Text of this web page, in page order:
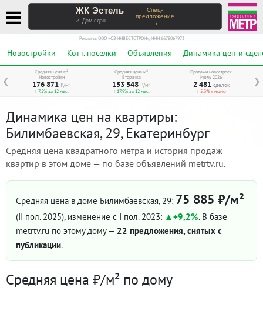
ЖК Эстель
✓ Дом сдан
Спец-
предложение
→
Реклама. ООО «СЗ ИНВЕСТСТРОЙ», ИНН 6678067973
Новостройки Котт. посёлки Объявления Динамика цен и
❮ ❯
Средняя цена м²
Новостройки
176 871 ₽/м²
↑ 7,5% за 12 мес.
Средняя цена м²
Вторичка
153 548 ₽/м²
↑ 17,9% за 12 мес.
Продажи новостроек
Июль 2026
2 481 сделок
↓ 5,3% к июню
Динамика цен на квартиры:
Билимбаевская, 29, Екатеринбург
Средняя цена квадратного метра и история продаж
квартир в этом доме — по базе объявлений metrtv.ru.
Средняя цена в доме Билимбаевская, 29: 75 885 ₽/м²
(II пол. 2025), изменение с I пол. 2023: +9,2%. В базе
metrtv.ru по этому дому — 22 предложения, снятых с
публикации.
Средняя цена ₽/м² по дому